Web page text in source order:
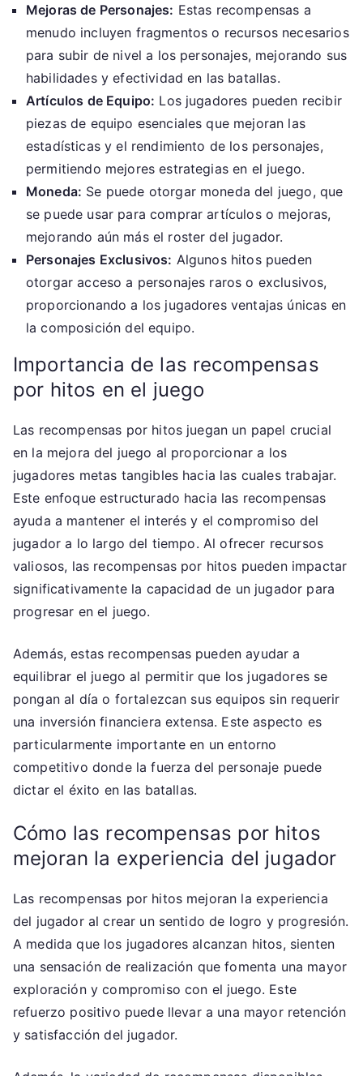
Mejoras de Personajes: Estas recompensas a
menudo incluyen fragmentos o recursos necesarios
para subir de nivel a los personajes, mejorando sus
habilidades y efectividad en las batallas.
Artículos de Equipo: Los jugadores pueden recibir
piezas de equipo esenciales que mejoran las
estadísticas y el rendimiento de los personajes,
permitiendo mejores estrategias en el juego.
Moneda: Se puede otorgar moneda del juego, que
se puede usar para comprar artículos o mejoras,
mejorando aún más el roster del jugador.
Personajes Exclusivos: Algunos hitos pueden
otorgar acceso a personajes raros o exclusivos,
proporcionando a los jugadores ventajas únicas en
la composición del equipo.
Importancia de las recompensas
por hitos en el juego
Las recompensas por hitos juegan un papel crucial
en la mejora del juego al proporcionar a los
jugadores metas tangibles hacia las cuales trabajar.
Este enfoque estructurado hacia las recompensas
ayuda a mantener el interés y el compromiso del
jugador a lo largo del tiempo. Al ofrecer recursos
valiosos, las recompensas por hitos pueden impactar
significativamente la capacidad de un jugador para
progresar en el juego.
Además, estas recompensas pueden ayudar a
equilibrar el juego al permitir que los jugadores se
pongan al día o fortalezcan sus equipos sin requerir
una inversión financiera extensa. Este aspecto es
particularmente importante en un entorno
competitivo donde la fuerza del personaje puede
dictar el éxito en las batallas.
Cómo las recompensas por hitos
mejoran la experiencia del jugador
Las recompensas por hitos mejoran la experiencia
del jugador al crear un sentido de logro y progresión.
A medida que los jugadores alcanzan hitos, sienten
una sensación de realización que fomenta una mayor
exploración y compromiso con el juego. Este
refuerzo positivo puede llevar a una mayor retención
y satisfacción del jugador.